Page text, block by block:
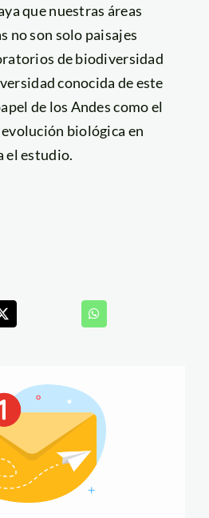
que nuestras áreas
no son solo paisajes
de biodiversidad
conocida de este
de los Andes como el
biológica en
el estudio.